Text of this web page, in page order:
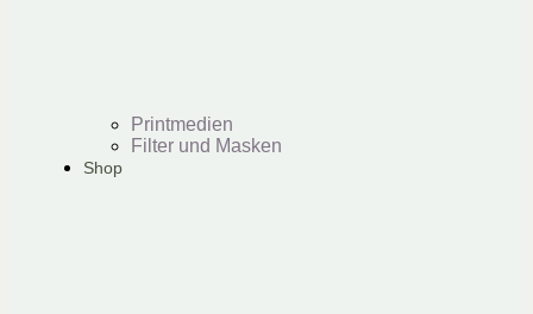
Printmedien
Filter und Masken
Shop